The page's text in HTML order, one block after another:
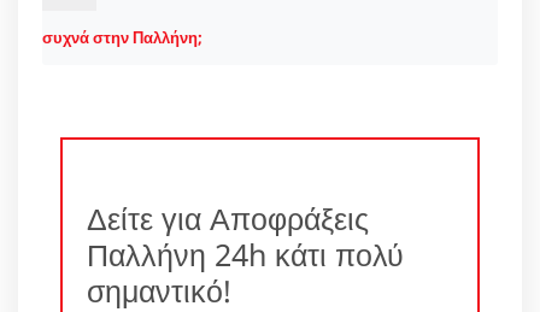
συχνά στην Παλλήνη;
Δείτε για Αποφράξεις
Παλλήνη 24h κάτι πολύ
σημαντικό!